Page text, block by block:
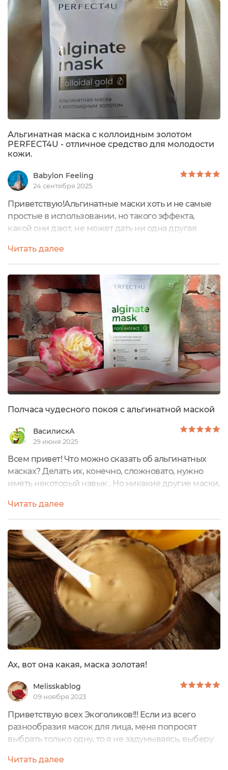
замочком, который защищает маску от попадания
влаги, воздуха, грязи, пыли, различных
бактерий. Такая застёжка позволяет открывать...
Альгинатная маска с коллоидным золотом
PERFECT4U - отличное средство для молодости
кожи.
Babylon Feeling
24 сентября 2025
Приветствую!Альгинатные маски хоть и не самые
простые в использовании, но такого эффекта,
какой они дают, не может дать ни одна другая
приходится поборов лень, разводить и наносить
маску, затем лежать, снимать и отмывать кожу.
Сейчас я пользуюсь альгинатной маской от
бренда PERFECT4U с коллоидным золотом,
обещанный эффект от её применения впечатляет:...
Читать далее
Полчаса чудесного покоя с альгинатной маской
ВасилискА
29 июня 2025
Всем привет! Что можно сказать об альгинатных
масках? Делать их, конечно, сложновато, нужно
иметь некоторый навык . Но никакие другие маски,
расслабления, как альгинатки, не стоит и говорить
о том, насколько это полезно само по себе. И это
далеко не все, на что они способны . Еще несколько
лет назад многие бренды натуральной косметики
выпускали альгинатные...
Читать далее
Ах, вот она какая, маска золотая!
Melisskablog
09 ноября 2023
Приветствую всех Экоголиков!!! Если из всего
разнообразия масок для лица, меня попросят
выбрать только одну, то я не задумываясь, выберу
незамедлительному, ошеломляющему эффекту,
Читать далее